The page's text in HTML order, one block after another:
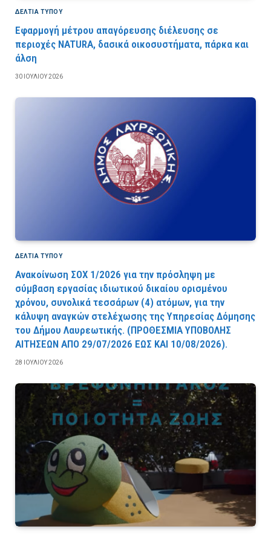
ΔΕΛΤΙΑ ΤΥΠΟΥ
Εφαρμογή μέτρου απαγόρευσης διέλευσης σε
περιοχές NATURA, δασικά οικοσυστήματα, πάρκα και
άλση
30 ΙΟΥΛΊΟΥ 2026
ΔΕΛΤΙΑ ΤΥΠΟΥ
Ανακοίνωση ΣΟΧ 1/2026 για την πρόσληψη με
σύμβαση εργασίας ιδιωτικού δικαίου ορισμένου
χρόνου, συνολικά τεσσάρων (4) ατόμων, για την
κάλυψη αναγκών στελέχωσης της Υπηρεσίας Δόμησης
του Δήμου Λαυρεωτικής. (ΠPOΘEΣMIA YΠOBOΛHΣ
AITHΣEΩN AΠO 29/07/2026 EΩΣ KAI 10/08/2026).
28 ΙΟΥΛΊΟΥ 2026